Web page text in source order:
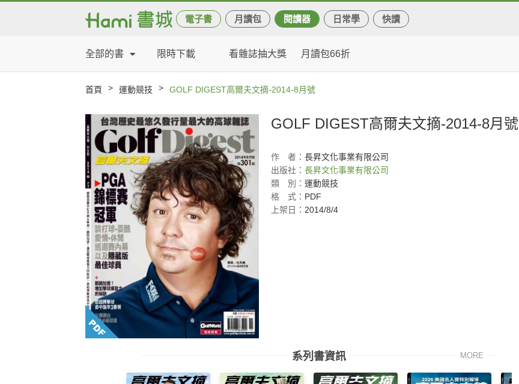
電子書 月讀包 閱讀器 日常學 快讀
全部的書 限時下載 看雜誌抽大獎 月讀包66折
首頁 > 運動競技 > GOLF DIGEST高爾夫文摘-2014-8月號
GOLF DIGEST高爾夫文摘-2014-8月號
作 者： 長昇文化事業有限公司
出版社： 長昇文化事業有限公司
類
別： 運動競技
格
式： PDF
上架日： 2014/8/4
系列書資訊 MORE